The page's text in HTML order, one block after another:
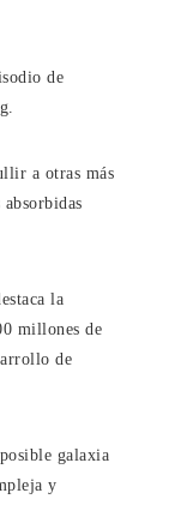
de
a otras más
la
millones de
de
galaxia
y